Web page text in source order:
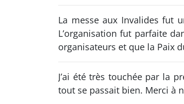
La messe aux Invalides fut
L’organisation fut parfaite
organisateurs et que la Paix
J’ai été très touchée par la
tout se passait bien. Merci à